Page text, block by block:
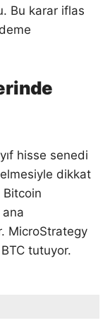
Bu karar iflas
hisse senedi
dikkat
Bitcoin
ana
MicroStrategy
tutuyor.